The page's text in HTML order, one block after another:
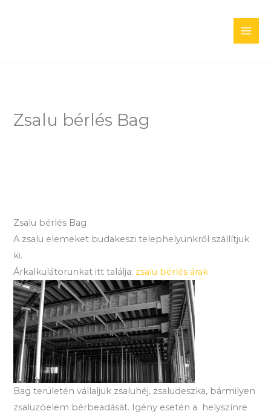
Zsalu bérlés Bag
Zsalu bérlés Bag
A zsalu elemeket budakeszi telephelyünkről szállítjuk
ki.
Árkalkulátorunkat itt találja: zsalu bérlés árak
Bag területén vállaljuk zsaluhéj, zsaludeszka, bármilyen
zsaluzóelem bérbeadását. Igény esetén a helyszínre